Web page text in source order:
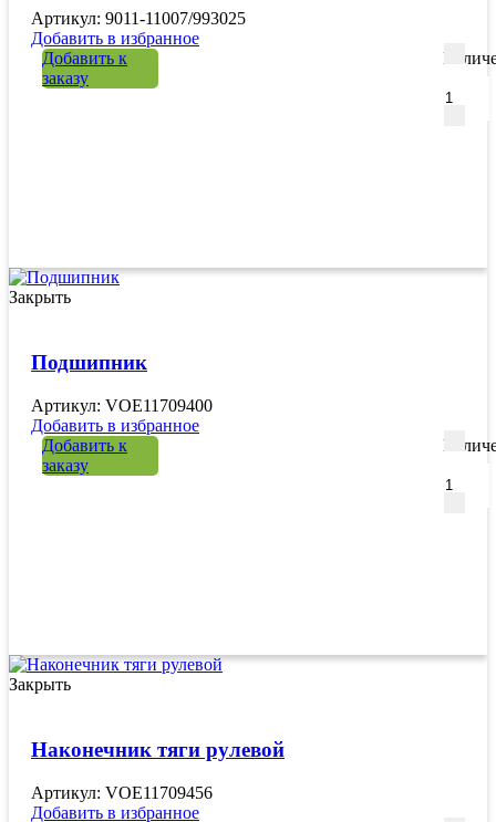
Артикул: 9011-11007/993025
Добавить в избранное
Добавить к
заказу
Закрыть
Подшипник
Артикул: VOE11709400
Добавить в избранное
Добавить к
заказу
Закрыть
Наконечник тяги рулевой
Артикул: VOE11709456
Добавить в избранное